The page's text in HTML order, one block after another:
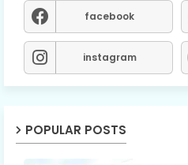
facebook
instagram
POPULAR POSTS